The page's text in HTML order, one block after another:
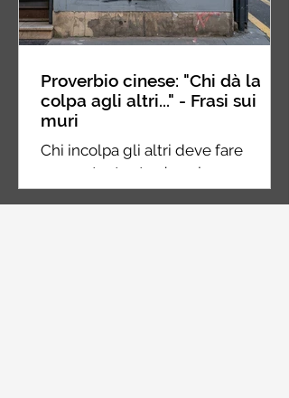
Proverbio cinese: "Chi dà la
colpa agli altri..." - Frasi sui
muri
Chi incolpa gli altri deve fare
ancora tanta strada nel suo